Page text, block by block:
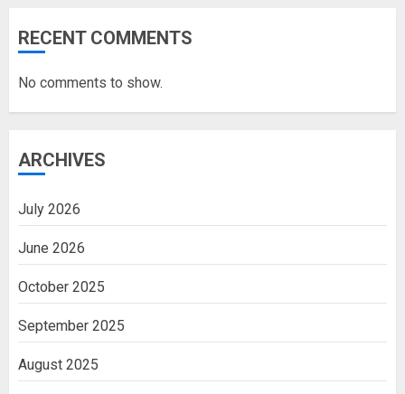
RECENT COMMENTS
No comments to show.
ARCHIVES
July 2026
June 2026
October 2025
September 2025
August 2025